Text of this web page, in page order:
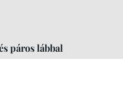
páros lábbal